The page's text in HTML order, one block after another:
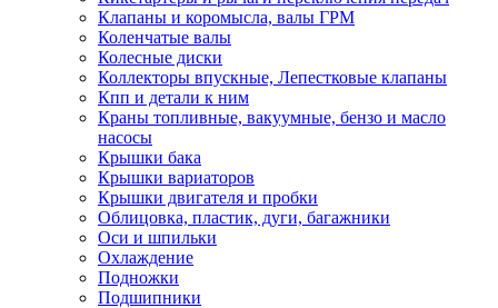
Клапаны и коромысла, валы ГРМ
Коленчатые валы
Колесные диски
Коллекторы впускные, Лепестковые клапаны
Кпп и детали к ним
Краны топливные, вакуумные, бензо и масло
насосы
Крышки бака
Крышки вариаторов
Крышки двигателя и пробки
Облицовка, пластик, дуги, багажники
Оси и шпильки
Охлаждение
Подножки
Подшипники